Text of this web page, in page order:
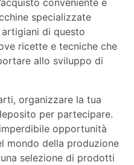
specializzate
di questo
ricette e tecniche che
allo sviluppo di
organizzare la tua
per partecipare.
opportunità
mondo della produzione
selezione di prodotti